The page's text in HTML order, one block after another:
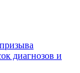
диагнозов и